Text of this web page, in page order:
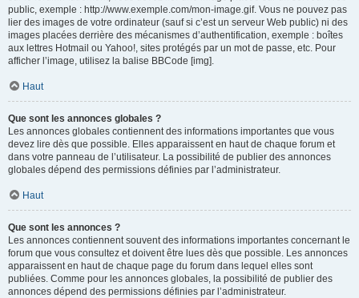
public, exemple : http://www.exemple.com/mon-image.gif. Vous ne pouvez pas
lier des images de votre ordinateur (sauf si c’est un serveur Web public) ni des
images placées derrière des mécanismes d’authentification, exemple : boîtes
aux lettres Hotmail ou Yahoo!, sites protégés par un mot de passe, etc. Pour
afficher l’image, utilisez la balise BBCode [img].
Haut
Que sont les annonces globales ?
Les annonces globales contiennent des informations importantes que vous
devez lire dès que possible. Elles apparaissent en haut de chaque forum et
dans votre panneau de l’utilisateur. La possibilité de publier des annonces
globales dépend des permissions définies par l’administrateur.
Haut
Que sont les annonces ?
Les annonces contiennent souvent des informations importantes concernant le
forum que vous consultez et doivent être lues dès que possible. Les annonces
apparaissent en haut de chaque page du forum dans lequel elles sont
publiées. Comme pour les annonces globales, la possibilité de publier des
annonces dépend des permissions définies par l’administrateur.